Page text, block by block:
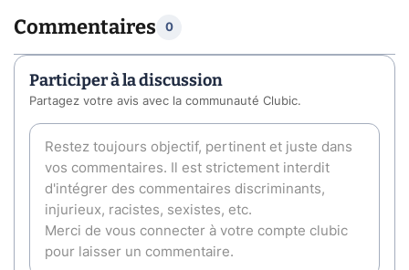
Commentaires 0
Participer à la discussion
Partagez votre avis avec la communauté Clubic.